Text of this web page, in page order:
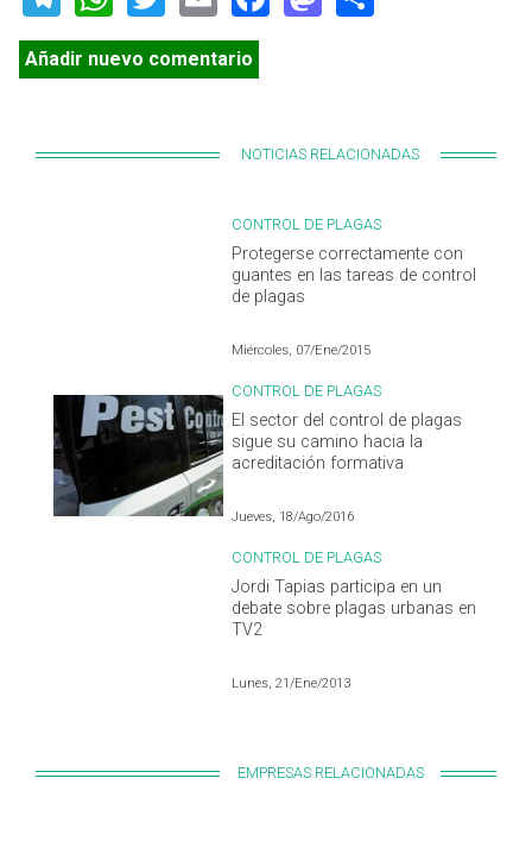
Añadir nuevo comentario
NOTICIAS RELACIONADAS
CONTROL DE PLAGAS
Protegerse correctamente con
guantes en las tareas de control
de plagas
Miércoles, 07/Ene/2015
CONTROL DE PLAGAS
El sector del control de plagas
sigue su camino hacia la
acreditación formativa
Jueves, 18/Ago/2016
CONTROL DE PLAGAS
Jordi Tapias participa en un
debate sobre plagas urbanas en
TV2
Lunes, 21/Ene/2013
EMPRESAS RELACIONADAS